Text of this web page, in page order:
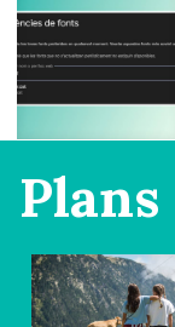
Plans